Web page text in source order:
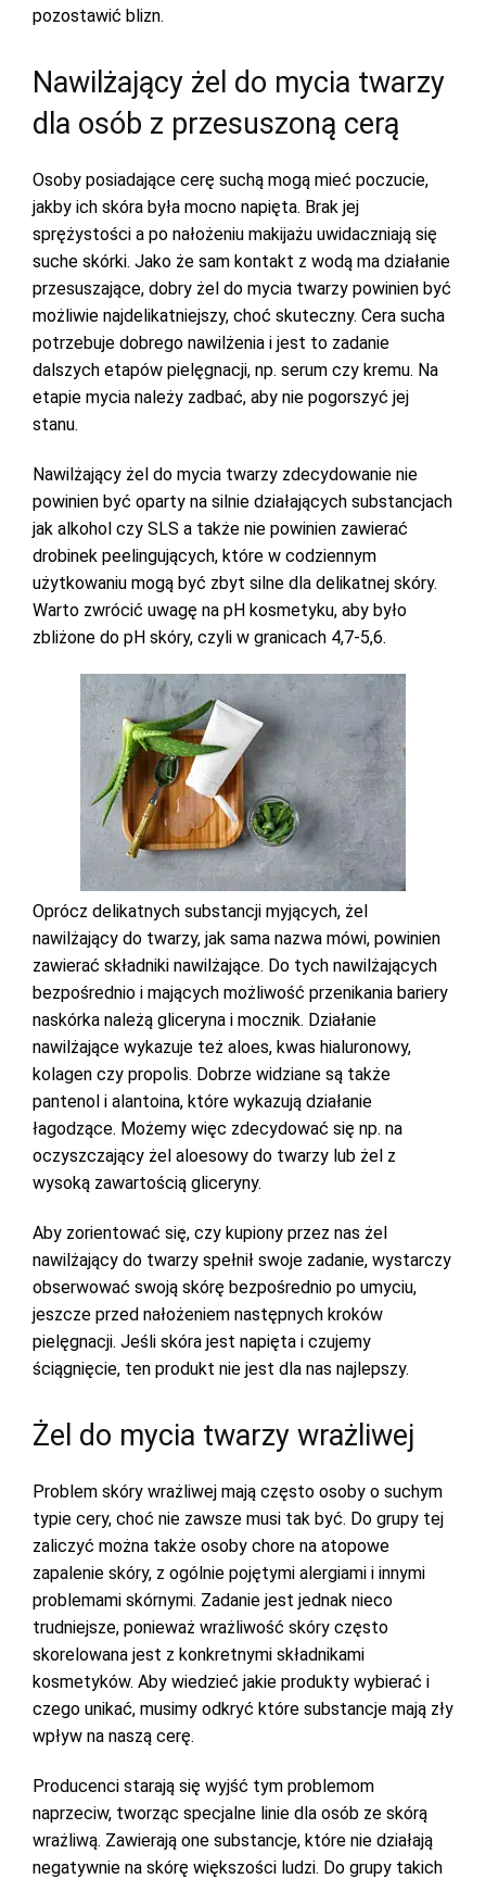
pozostawić blizn.
Nawilżający żel do mycia twarzy
dla osób z przesuszoną cerą
Osoby posiadające cerę suchą mogą mieć poczucie,
jakby ich skóra była mocno napięta. Brak jej
sprężystości a po nałożeniu makijażu uwidaczniają się
suche skórki. Jako że sam kontakt z wodą ma działanie
przesuszające, dobry żel do mycia twarzy powinien być
możliwie najdelikatniejszy, choć skuteczny. Cera sucha
potrzebuje dobrego nawilżenia i jest to zadanie
dalszych etapów pielęgnacji, np. serum czy kremu. Na
etapie mycia należy zadbać, aby nie pogorszyć jej
stanu.
Nawilżający żel do mycia twarzy zdecydowanie nie
powinien być oparty na silnie działających substancjach
jak alkohol czy SLS a także nie powinien zawierać
drobinek peelingujących, które w codziennym
użytkowaniu mogą być zbyt silne dla delikatnej skóry.
Warto zwrócić uwagę na pH kosmetyku, aby było
zbliżone do pH skóry, czyli w granicach 4,7-5,6.
Oprócz delikatnych substancji myjących, żel
nawilżający do twarzy, jak sama nazwa mówi, powinien
zawierać składniki nawilżające. Do tych nawilżających
bezpośrednio i mających możliwość przenikania bariery
naskórka należą gliceryna i mocznik. Działanie
nawilżające wykazuje też aloes, kwas hialuronowy,
kolagen czy propolis. Dobrze widziane są także
pantenol i alantoina, które wykazują działanie
łagodzące. Możemy więc zdecydować się np. na
oczyszczający żel aloesowy do twarzy lub żel z
wysoką zawartością gliceryny.
Aby zorientować się, czy kupiony przez nas żel
nawilżający do twarzy spełnił swoje zadanie, wystarczy
obserwować swoją skórę bezpośrednio po umyciu,
jeszcze przed nałożeniem następnych kroków
pielęgnacji. Jeśli skóra jest napięta i czujemy
ściągnięcie, ten produkt nie jest dla nas najlepszy.
Żel do mycia twarzy wrażliwej
Problem skóry wrażliwej mają często osoby o suchym
typie cery, choć nie zawsze musi tak być. Do grupy tej
zaliczyć można także osoby chore na atopowe
zapalenie skóry, z ogólnie pojętymi alergiami i innymi
problemami skórnymi. Zadanie jest jednak nieco
trudniejsze, ponieważ wrażliwość skóry często
skorelowana jest z konkretnymi składnikami
kosmetyków. Aby wiedzieć jakie produkty wybierać i
czego unikać, musimy odkryć które substancje mają zły
wpływ na naszą cerę.
Producenci starają się wyjść tym problemom
naprzeciw, tworząc specjalne linie dla osób ze skórą
wrażliwą. Zawierają one substancje, które nie działają
negatywnie na skórę większości ludzi. Do grupy takich